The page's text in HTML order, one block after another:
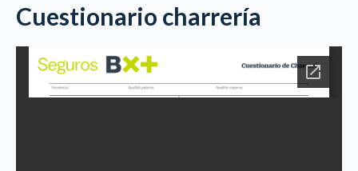
Cuestionario charrería